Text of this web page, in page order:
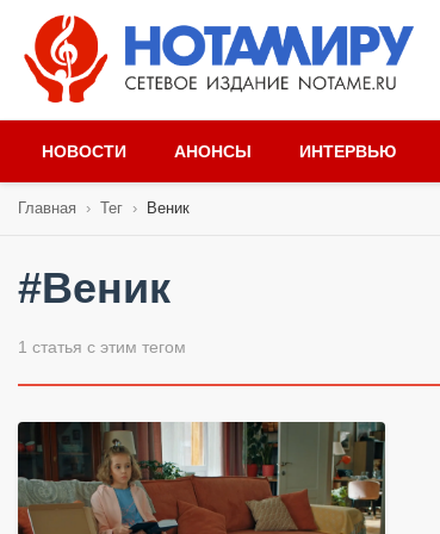
НОВОСТИ АНОНСЫ ИНТЕРВЬЮ
Главная › Тег › Веник
#Веник
1 статья с этим тегом